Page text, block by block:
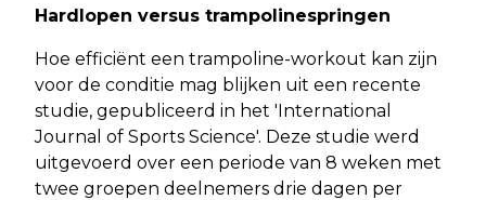
Hardlopen versus trampolinespringen
Hoe efficiënt een trampoline-workout kan zijn
voor de conditie mag blijken uit een recente
studie, gepubliceerd in het 'International
Journal of Sports Science'. Deze studie werd
uitgevoerd over een periode van 8 weken met
twee groepen deelnemers drie dagen per